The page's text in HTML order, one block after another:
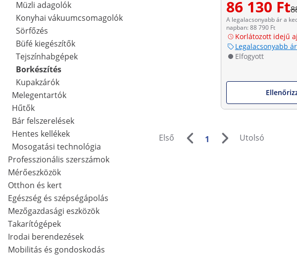
Müzli adagolók
Konyhai vákuumcsomagolók
Sörfőzés
Büfé kiegészítők
Tejszínhabgépek
Borkészítés
Kupakzárók
Melegentartók
Hűtők
Bár felszerelések
Hentes kellékek
Mosogatási technológia
Professzionális szerszámok
Mérőeszközök
Otthon és kert
Egészség és szépségápolás
Mezőgazdasági eszközök
Takarítógépek
Irodai berendezések
Mobilitás és gondoskodás
86 130 Ft
A legalacsonyabb ár a
napban: 88 790 Ft
Korlátozott idejű
Legalacsonyabb
Elfogyott
Első 1 Utolsó